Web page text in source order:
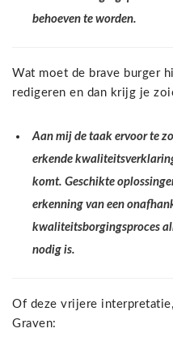
behoeven te worden.
Wat moet de brave burger
redigeren en dan krijg je
Aan mij de taak ervoor te
erkende
komt. Geschikte
erkenning van een
kwaliteitsborgingsproces
nodig is.
Of deze vrijere
Graven: